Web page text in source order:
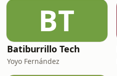
BT
Batiburrillo Tech
Yoyo Fernández